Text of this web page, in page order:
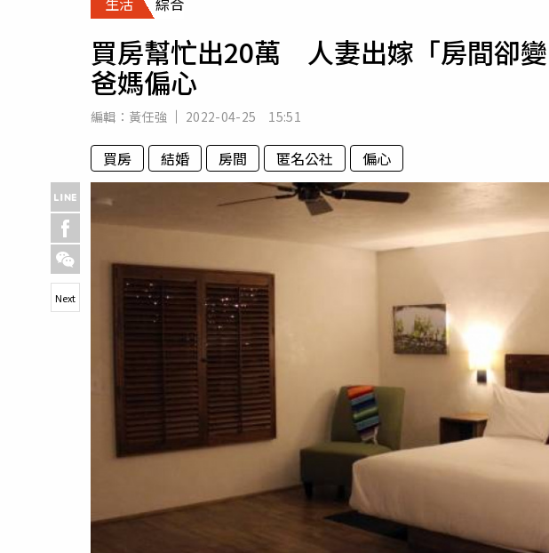
專欄
買房幫忙出20萬 人妻出嫁「房間卻變
爸媽偏心
編輯： 黃任強 2022-04-25 15:51
買房 結婚 房間 匿名公社 偏心
Next